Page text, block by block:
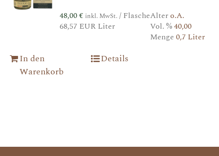
48,00€ inkl. MwSt./ Flasche
68,57 EUR Liter
Altero.A.
Vol. %40,00
Menge 0,7 Liter
In den
Warenkorb
Details